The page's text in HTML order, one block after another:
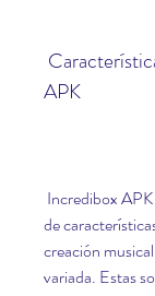
APK
de
creación
variada. Estas